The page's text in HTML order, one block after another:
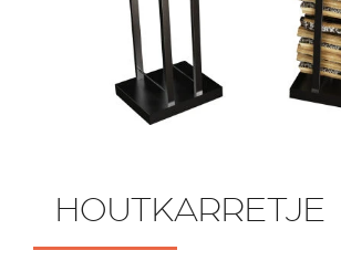
HOUTKARRETJE